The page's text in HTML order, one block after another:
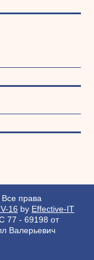
права
16 by Effective-IT
77 - 69198 от